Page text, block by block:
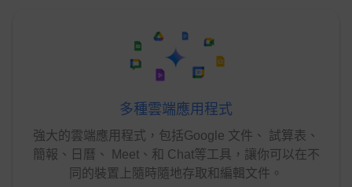
多種雲端應用程式
強大的雲端應用程式，包括Google 文件、 試算表、
簡報、日曆、 Meet、和 Chat等工具，讓你可以在不
同的裝置上隨時隨地存取和編輯文件。